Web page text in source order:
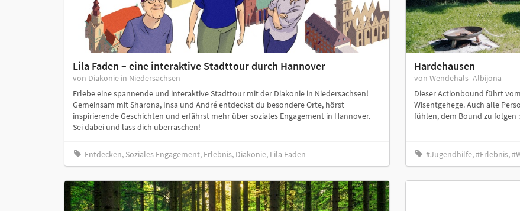
Lila Faden – eine interaktive Stadttour durch Hannover
von Diakonie in Niedersachsen
Erlebe eine spannende und interaktive Stadttour mit der Diakonie in Niedersachsen!
Gemeinsam mit Sharona, Insa und André entdeckst du besondere Orte, hörst
inspirierende Geschichten und erfährst mehr über soziales Engagement in Hannover.
Sei dabei und lass dich überraschen!
Entdecken, Soziales Engagement, Erlebnis, Diakonie, Lila Faden
Hardehausen
von Wendehals_Albijona
Dieser Actionbound führt
Wisentgehege. Auch alle
fühlen, dem Bound zu folgen
#Jugendhilfe, #Erlebnis,